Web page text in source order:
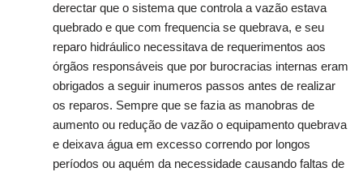
derectar que o sistema que controla a vazão estava
quebrado e que com frequencia se quebrava, e seu
reparo hidráulico necessitava de requerimentos aos
órgãos responsáveis que por burocracias internas eram
obrigados a seguir inumeros passos antes de realizar
os reparos. Sempre que se fazia as manobras de
aumento ou redução de vazão o equipamento quebrava
e deixava água em excesso correndo por longos
períodos ou aquém da necessidade causando faltas de